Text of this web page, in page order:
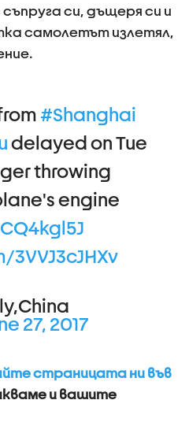
си, дъщеря си и
самолетът излетял,
#Shanghai
delayed on Tue
throwing
engine
27, 2017
страницата ни във
и вашите